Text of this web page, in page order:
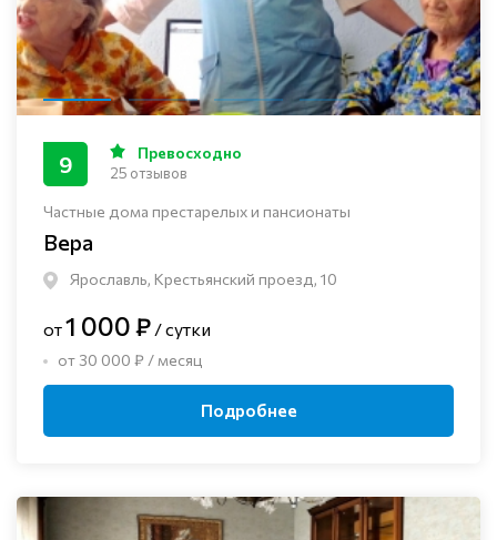
Частные дома престарелых и пансионаты
Вера
Ярославль, Крестьянский проезд, 10
9 Превосходно
25 отзывов
от1 000 ₽ / сутки
от 30 000 ₽ / месяц
Подробнее